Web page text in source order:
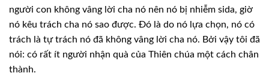
người con không vâng lời cha nó nên nó bị nhiễm sida, giờ
nó kêu trách cha nó sao được. Đó là do nó lựa chọn, nó có
trách là tự trách nó đã không vâng lời cha nó. Bởi vậy tôi đã
nói: có rất ít người nhận quà của Thiên chúa một cách chân
thành.